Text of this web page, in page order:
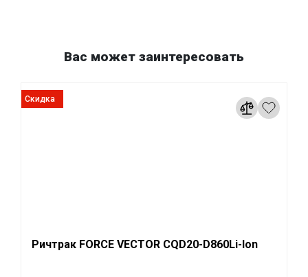
Вас может заинтересовать
Скидка
Ричтрак FORCE VECTOR CQD20-D860Li-Ion